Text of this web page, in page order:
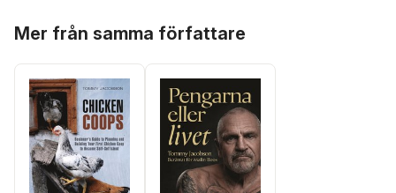
Mer från samma författare